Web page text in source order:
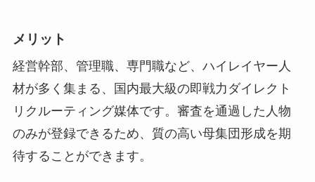
メリット
経営幹部、管理職、専門職など、ハイレイヤー人
材が多く集まる、国内最大級の即戦力ダイレクト
リクルーティング媒体です。審査を通過した人物
のみが登録できるため、質の高い母集団形成を期
待することができます。